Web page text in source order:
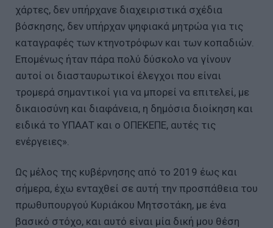
χάρτες, δεν υπήρχανε διαχειριστικά σχέδια
βόσκησης, δεν υπήρχαν ψηφιακά μητρώα για τις
καταγραφές των κτηνοτρόφων και των κοπαδιών.
Επομένως ήταν πάρα πολύ δύσκολο να γίνουν
αυτοί οι διασταυρωτικοί έλεγχοι που είναι
τρομερά σημαντικοί για να μπορεί να επιτελεί, με
δικαιοσύνη και διαφάνεια, η δημόσια διοίκηση και
ειδικά το ΥΠΑΑΤ και ο ΟΠΕΚΕΠΕ, αυτές τις
ενέργειες».
Ως μέλος της κυβέρνησης από το 2019 έως και
σήμερα, έχω ενταχθεί σε αυτή την προσπάθεια του
πρωθυπουργού Κυριάκου Μητσοτάκη, με ένα
βασικό στόχο, και αυτό είναι μία δική μου θέση